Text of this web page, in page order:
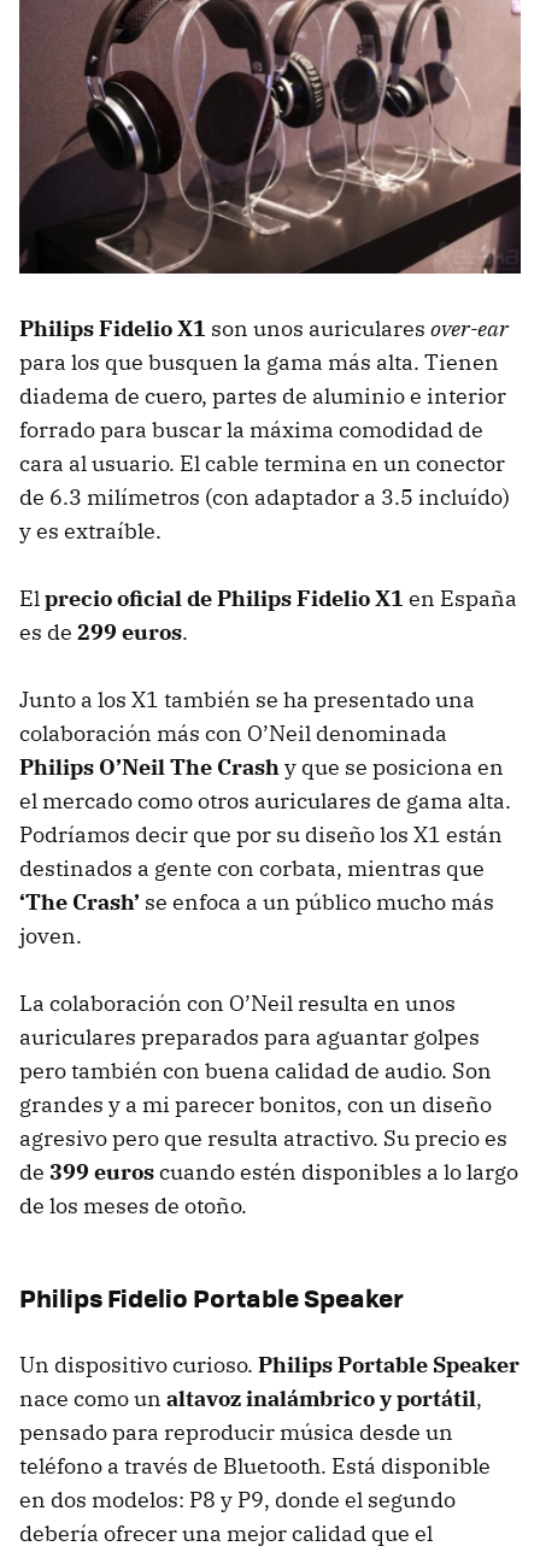
Philips Fidelio X1 son unos auriculares over-ear
para los que busquen la gama más alta. Tienen
diadema de cuero, partes de aluminio e interior
forrado para buscar la máxima comodidad de
cara al usuario. El cable termina en un conector
de 6.3 milímetros (con adaptador a 3.5 incluído)
y es extraíble.
Elprecio oficial de Philips Fidelio X1 en España
es de 299 euros.
Junto a los X1 también se ha presentado una
colaboración más con O’Neil denominada
Philips O’Neil The Crashy que se posiciona en
el mercado como otros auriculares de gama alta.
Podríamos decir que por su diseño los X1 están
destinados a gente con corbata, mientras que
‘The Crash’ se enfoca a un público mucho más
joven.
La colaboración con O’Neil resulta en unos
auriculares preparados para aguantar golpes
pero también con buena calidad de audio. Son
grandes y a mi parecer bonitos, con un diseño
agresivo pero que resulta atractivo. Su precio es
de 399 euroscuando estén disponibles a lo largo
de los meses de otoño.
Philips Fidelio Portable Speaker
Un dispositivo curioso. Philips Portable Speaker
nace como un altavoz inalámbrico y portátil,
pensado para reproducir música desde un
teléfono a través de Bluetooth. Está disponible
en dos modelos: P8 y P9, donde el segundo
debería ofrecer una mejor calidad que el